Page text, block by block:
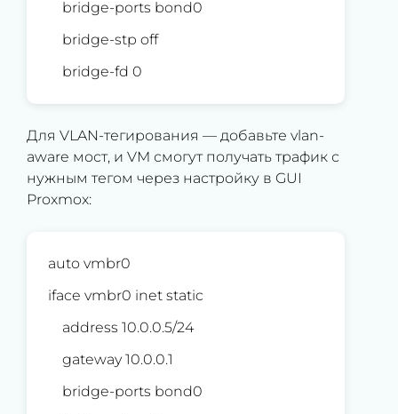
bridge-ports bond0
bridge-stp off
bridge-fd 0
Для VLAN-тегирования — добавьте vlan-
aware мост, и VM смогут получать трафик с
нужным тегом через настройку в GUI
Proxmox:
auto vmbr0
iface vmbr0 inet static
address 10.0.0.5/24
gateway 10.0.0.1
bridge-ports bond0